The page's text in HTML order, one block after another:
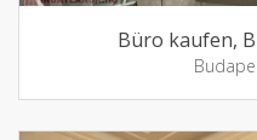
Büro kaufen,